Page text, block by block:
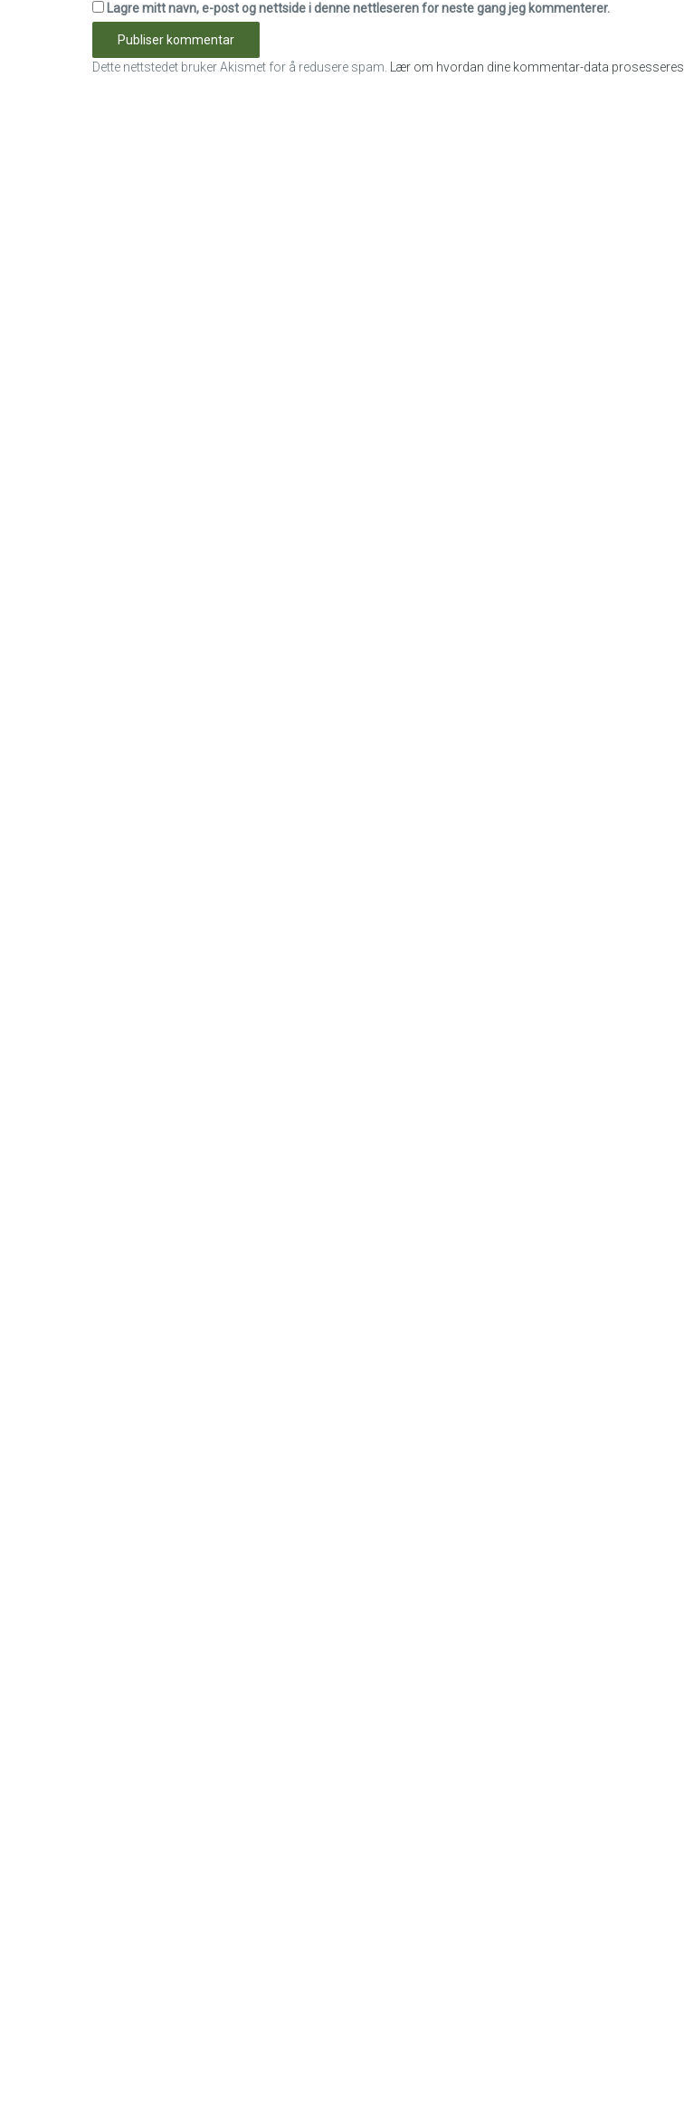
Lagre mitt navn, e-post og nettside i denne nettleseren for neste gang jeg kommenterer.
Dette nettstedet bruker Akismet for å redusere spam. Lær om hvordan dine kommentar-data prosesseres